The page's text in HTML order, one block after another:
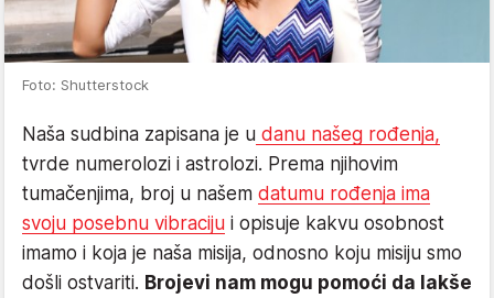
Foto: Shutterstock
Naša sudbina zapisana je u danu našeg rođenja,
tvrde numerolozi i astrolozi. Prema njihovim
tumačenjima, broj u našem datumu rođenja ima
svoju posebnu vibraciju i opisuje kakvu osobnost
imamo i koja je naša misija, odnosno koju misiju smo
došli ostvariti. Brojevi nam mogu pomoći da lakše